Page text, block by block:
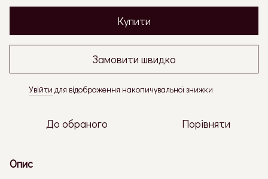
Купити
Замовити швидко
Увійти для відображення накопичувальної знижки
До обраного Порівняти
Опис